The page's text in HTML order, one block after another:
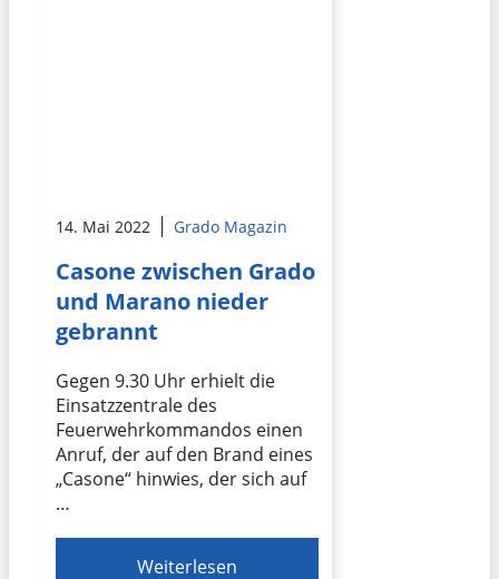
14. Mai 2022 Grado Magazin
Casone zwischen Grado
und Marano nieder
gebrannt
Gegen 9.30 Uhr erhielt die
Einsatzzentrale des
Feuerwehrkommandos einen
Anruf, der auf den Brand eines
„Casone“ hinwies, der sich auf
…
Weiterlesen